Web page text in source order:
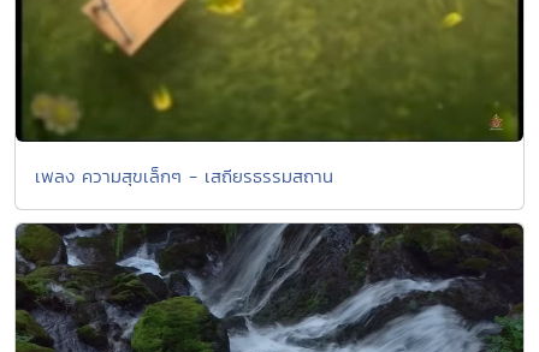
เพลง ความสุขเล็กๆ - เสถียรธรรมสถาน